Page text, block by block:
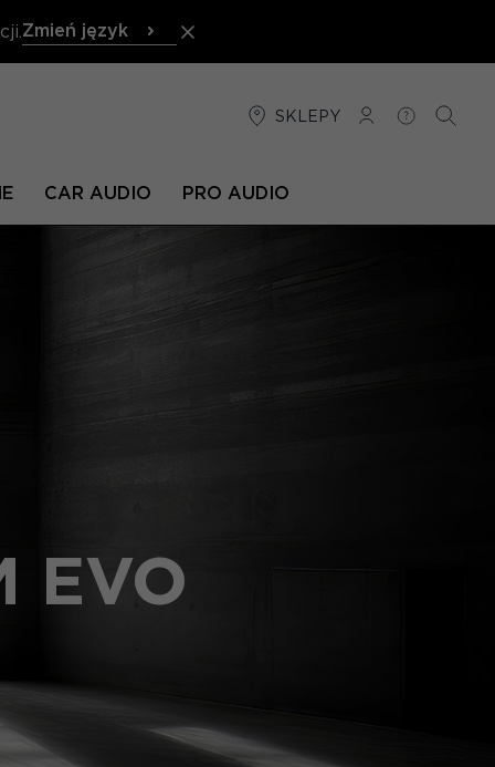
Zmień język
SKLEPY
POŁĄCZENIE
POMOC
CAR AUDIO PRO AUDIO
EVO